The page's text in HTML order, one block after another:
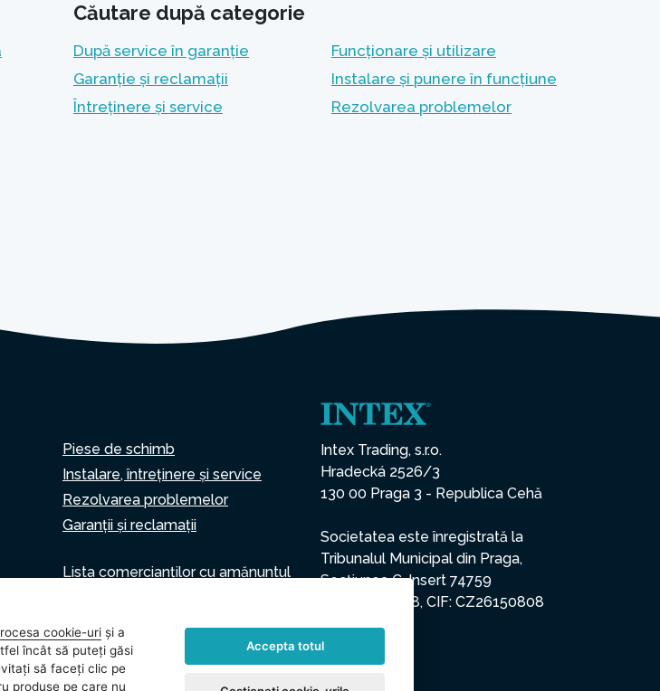
Căutare după categorie
După service în garanție
Funcționare și utilizare
Garanție și reclamații
Instalare și punere în funcțiune
Întreținere și service
Rezolvarea problemelor
Piese de schimb
Instalare, întreținere și service
Rezolvarea problemelor
Garanții și reclamații
Lista comercianților cu amănuntul
Intex Trading, s.r.o.
Hradecká 2526/3
130 00 Praga 3 - Republica Cehă
Societatea este înregistrată la
Tribunalul Municipal din Praga,
Secțiunea C, Insert 74759
CUI: 26150808, CIF: CZ26150808
cookie-uri și a
încât să puteți găsi
să faceți clic pe
produse pe care nu
Accepta totul